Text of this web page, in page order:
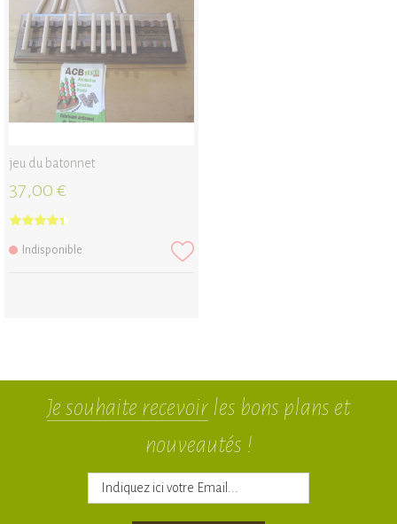
jeu du batonnet
37,00 €
Indisponible
Je souhaite recevoirles bons plans et
nouveautés !